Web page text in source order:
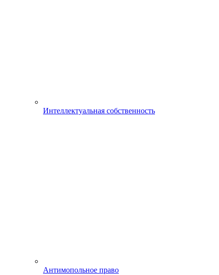
Интеллектуальная собственность
Антимопольное право